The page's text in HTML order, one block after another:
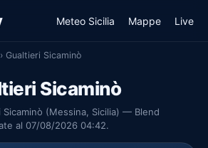
Meteo Sicilia Mappe Live
› Gualtieri Sicaminò
Sicaminò
(Messina, Sicilia) — Blend
al 07/08/2026 04:42.